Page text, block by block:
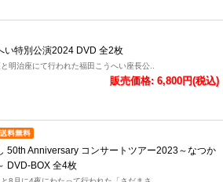
い特別公演2024 DVD 全2枚
明治座にて行われた福田こうへい座長公..
販売価格: 6,800円(税込)
50th Anniversary コンサートツアー2023～なつか
DVD-BOX 全4枚